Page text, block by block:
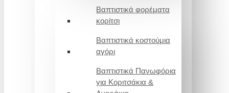
Βαπτιστικά φορέματα
κορίτσι
Βαπτιστικά κοστούμια
αγόρι
Βαπτιστικά Πανωφόρια
για Κοριτσάκια &